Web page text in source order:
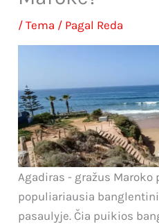
/Tema / Pagal Reda
Agadiras - gražus
populiariausia
pasaulyje. Čia puikios